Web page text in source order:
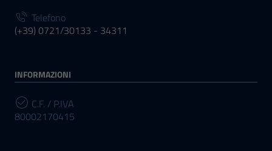
Telefono
(+39) 0721/30133 - 34311
INFORMAZIONI
C.F. / P.IVA
80002170415